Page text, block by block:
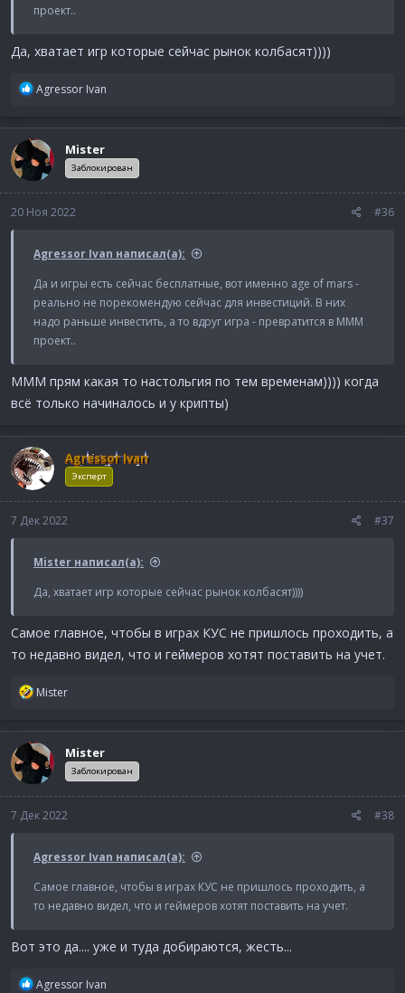
проект..
Да, хватает игр которые сейчас рынок колбасят))))
Р
к
ц
и
и
Agressor Ivan
Mister
Заблокирован
20 Ноя 2022 #36
Agressor Ivan написал(а):
Да и игры есть сейчас бесплатные, вот именно age of mars -
реально не порекомендую сейчас для инвестиций. В них
надо раньше инвестить, а то вдруг игра - превратится в МММ
проект..
МММ прям какая то настольгия по тем временам)))) когда
всё только начиналось и у крипты)
Agressor Ivan
Эксперт
7 Дек 2022 #37
Mister написал(а):
Да, хватает игр которые сейчас рынок колбасят))))
Самое главное, чтобы в играх КУС не пришлось проходить, а
то недавно видел, что и геймеров хотят поставить на учет.
Р
к
ц
и
и
Mister
Mister
Заблокирован
7 Дек 2022 #38
Agressor Ivan написал(а):
Самое главное, чтобы в играх КУС не пришлось проходить, а
то недавно видел, что и геймеров хотят поставить на учет.
Вот это да.... уже и туда добираются, жесть...
Р
Agressor Ivan